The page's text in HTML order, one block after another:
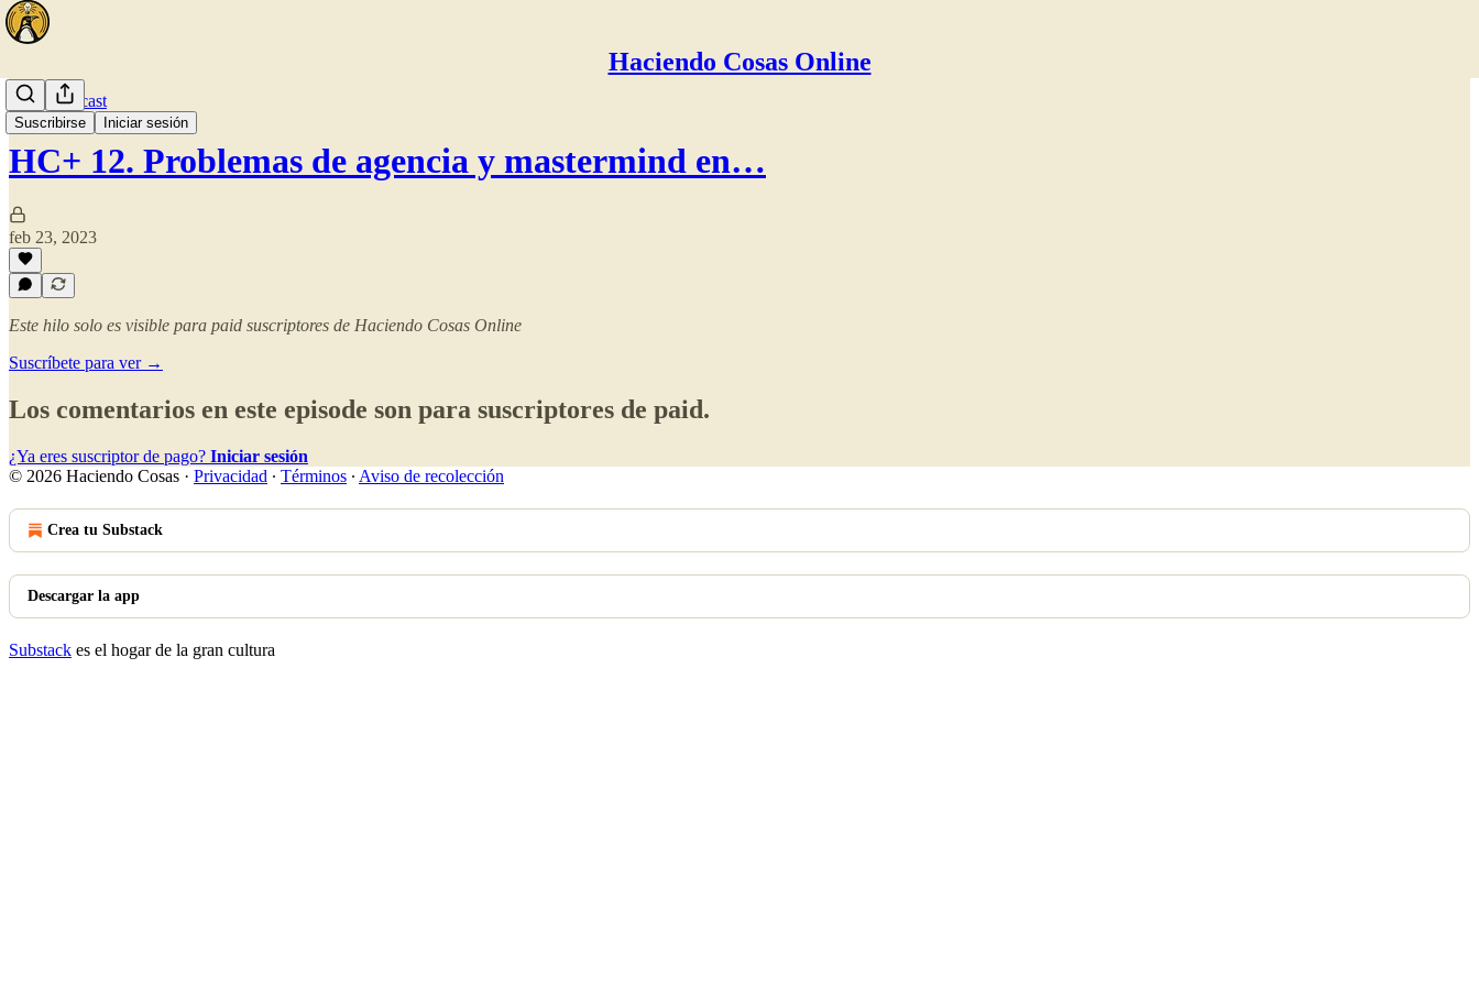
Haciendo Cosas Online
Suscribirse Iniciar sesión
🎧 El Podcast
HC+ 12. Problemas de agencia y mastermind en…
feb 23, 2023
Este hilo solo es visible para paid suscriptores de Haciendo Cosas Online
Suscríbete para ver →
Los comentarios en este episode son para suscriptores de paid.
¿Ya eres suscriptor de pago? Iniciar sesión
© 2026 Haciendo Cosas · Privacidad ∙ Términos ∙ Aviso de recolección
Crea tu Substack
Descargar la app
Substack es el hogar de la gran cultura